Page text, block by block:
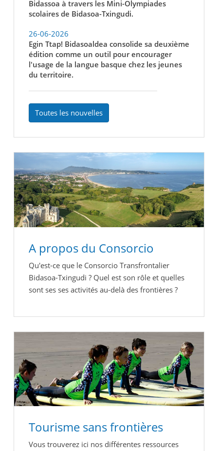
Bidassoa à travers les Mini-Olympiades
scolaires de Bidasoa-Txingudi.
26-06-2026
Egin Ttap! Bidasoaldea consolide sa deuxième
édition comme un outil pour encourager
l'usage de la langue basque chez les jeunes
du territoire.
Toutes les nouvelles
A propos du Consorcio
Qu'est-ce que le Consorcio Transfrontalier
Bidasoa-Txingudi ? Quel est son rôle et quelles
sont ses ses activités au-delà des frontières ?
Tourisme sans frontières
Vous trouverez ici nos différentes ressources